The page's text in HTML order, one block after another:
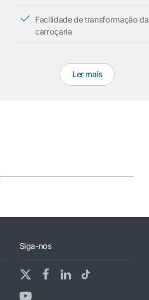
Facilidade de transformação da
carroçaria
Ler mais
Siga-nos